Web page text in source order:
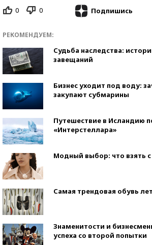
0 0 Подпишись
РЕКОМЕНДУЕМ:
Судьба наследства:
завещаний
Бизнес уходит под воду:
закупают субмарины
Путешествие в Исландию
«Интерстеллара»
Модный выбор: что взять с
Самая трендовая обувь
Знаменитости и
успеха со второй попытки